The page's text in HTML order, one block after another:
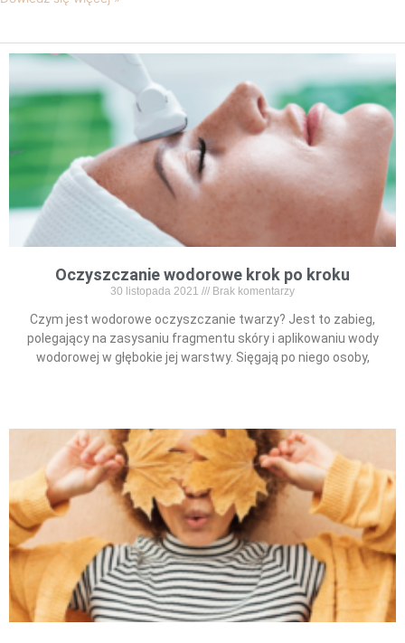
Oczyszczanie wodorowe krok po kroku
30 listopada 2021 Brak komentarzy
Czym jest wodorowe oczyszczanie twarzy? Jest to zabieg,
polegający na zasysaniu fragmentu skóry i aplikowaniu wody
wodorowej w głębokie jej warstwy. Sięgają po niego osoby,